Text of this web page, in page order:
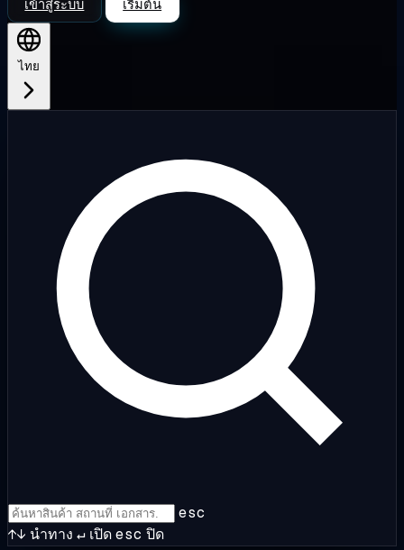
เข้าสู่ระบบ เริ่มต้น
ไทย
esc
↑↓ นำทาง ↵ เปิดesc ปิด